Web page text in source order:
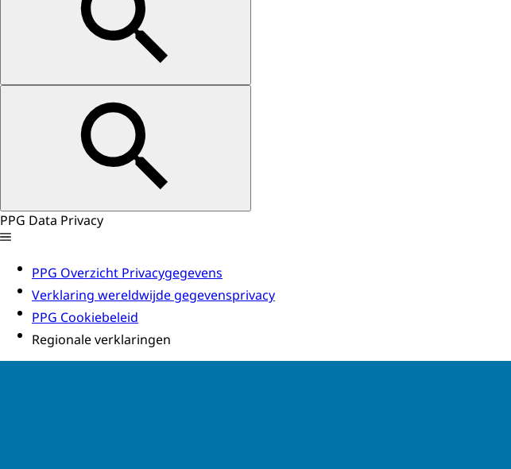
PPG Data Privacy
PPG Overzicht Privacygegevens
Verklaring wereldwijde gegevensprivacy
PPG Cookiebeleid
Regionale verklaringen